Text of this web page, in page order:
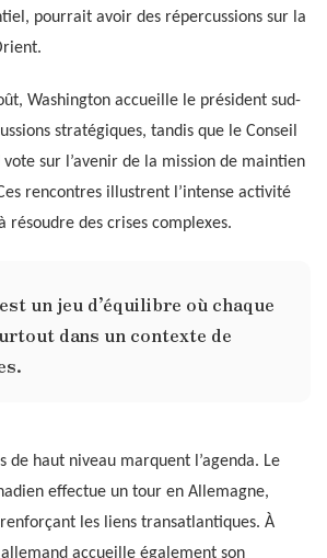
pourrait avoir des répercussions sur la
Washington accueille le président sud-
stratégiques, tandis que le Conseil
vote sur l’avenir de la mission de maintien
rencontres illustrent l’intense activité
résoudre des crises complexes.
un jeu d’équilibre où chaque
dans un contexte de
de haut niveau marquent l’agenda. Le
effectue un tour en Allemagne,
les liens transatlantiques. À
accueille également son